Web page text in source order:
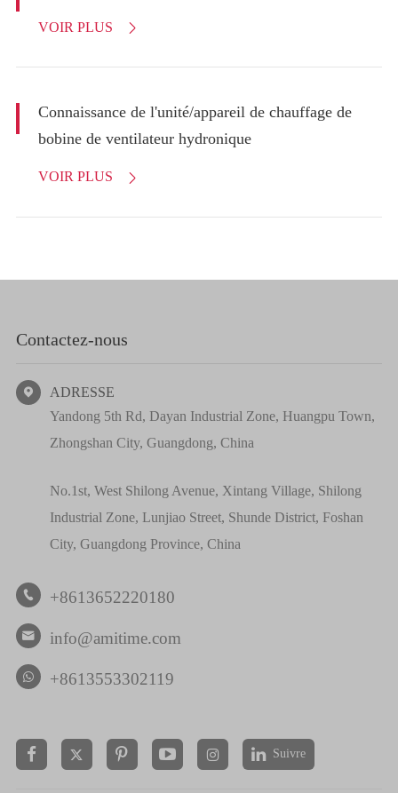
VOIR PLUS 
Connaissance de l'unité/appareil de chauffage de
bobine de ventilateur hydronique
VOIR PLUS 
Contactez-nous

ADRESSE
Yandong 5th Rd, Dayan Industrial Zone, Huangpu Town,
Zhongshan City, Guangdong, China
No.1st, West Shilong Avenue, Xintang Village, Shilong
Industrial Zone, Lunjiao Street, Shunde District, Foshan
City, Guangdong Province, China
 +8613652220180
 info@amitime.com
+8613553302119
  Suivre